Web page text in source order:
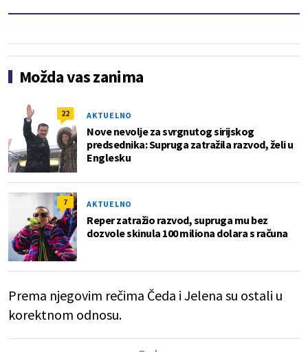
Možda vas zanima
22 AKTUELNO
Nove nevolje za svrgnutog sirijskog
predsednika: Supruga zatražila razvod, želi u
Englesku
7 AKTUELNO
Reper zatražio razvod, supruga mu bez
dozvole skinula 100 miliona dolara s računa
Prema njegovim rečima Čeda i Jelena su ostali u
korektnom odnosu.